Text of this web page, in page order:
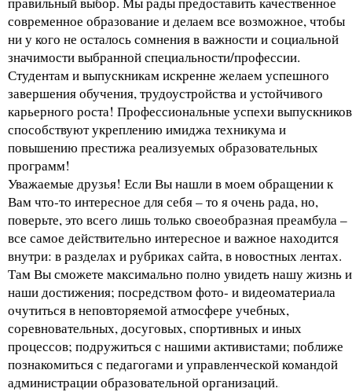
современное образование и делаем все возможное, чтобы
ни у кого не осталось сомнения в важности и социальной
значимости выбранной специальности/профессии.
Студентам и выпускникам искренне желаем успешного
завершения обучения, трудоустройства и устойчивого
карьерного роста! Профессиональные успехи выпускников
способствуют укреплению имиджа техникума и
повышению престижа реализуемых образовательных
программ!
Уважаемые друзья! Если Вы нашли в моем обращении к
Вам что-то интересное для себя – то я очень рада, но,
поверьте, это всего лишь только своеобразная преамбула –
все самое действительно интересное и важное находится
внутри: в разделах и рубриках сайта, в новостных лентах.
Там Вы сможете максимально полно увидеть нашу жизнь и
наши достижения; посредством фото- и видеоматериала
очутиться в неповторяемой атмосфере учебных,
соревновательных, досуговых, спортивных и иных
процессов; подружиться с нашими активистами; поближе
познакомиться с педагогами и управленческой командой
администрации образовательной организаций.